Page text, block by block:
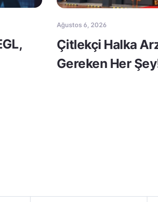
Ağustos 6, 2026
Çitlekçi Halka
Gereken Her